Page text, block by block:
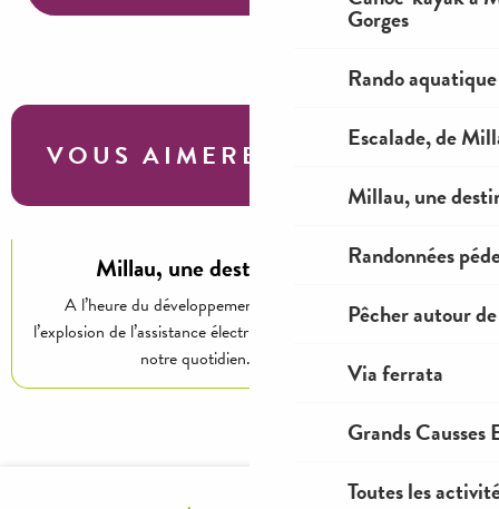
Gorges
Rando
Escalade, de
Millau, une
Randonnées
Pêcher autour
Via ferrata
Grands Causses
Toutes les
VOUS AIMEREZ AUSSI...
Millau, une destination tous vélos
A l’heure du développement des mobilités douces et de
l’explosion de l’assistance électrique, le vélo est entré au cœur de
notre quotidien. Routes, pistes,...